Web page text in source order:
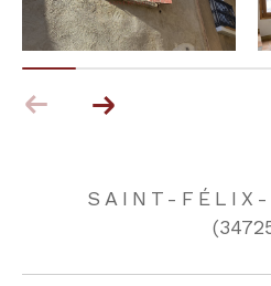
SAINT-FÉLIX-
TERRASSE